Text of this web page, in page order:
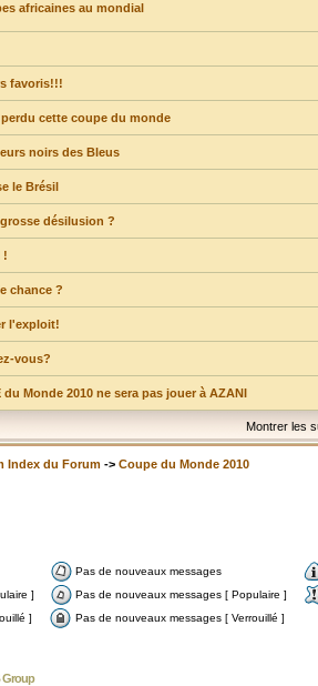
africaines au mondial
favoris!!!
cette coupe du monde
noirs des Bleus
le Brésil
désilusion ?
!
chance ?
l'exploit!
vous?
Monde 2010 ne sera pas jouer à AZANI
Montrer les
Index du Forum -> Coupe du Monde 2010
Pas de nouveaux messages
]
Pas de nouveaux messages [ Populaire ]
]
Pas de nouveaux messages [ Verrouillé ]
Group